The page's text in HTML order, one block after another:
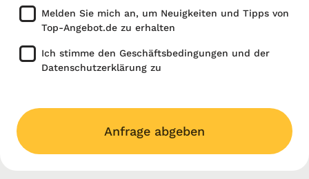
Melden Sie mich an, um Neuigkeiten und Tipps von
Top-Angebot.de zu erhalten
Ich stimme den Geschäftsbedingungen und der
Datenschutzerklärung zu
Anfrage abgeben